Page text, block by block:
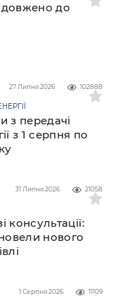
до
102888
27 Липня 2026
з передачі
з 1 серпня по
21058
31 Липня 2026
консультації:
нового
11109
1 Серпня 2026